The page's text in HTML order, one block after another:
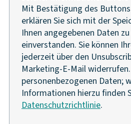
Mit Bestätigung des Buttons
erklären Sie sich mit der
Ihnen angegebenen Daten
einverstanden. Sie können
jederzeit über den
Marketing-E-Mail
personenbezogenen Daten;
Informationen hierzu finden
Datenschutzrichtlinie.